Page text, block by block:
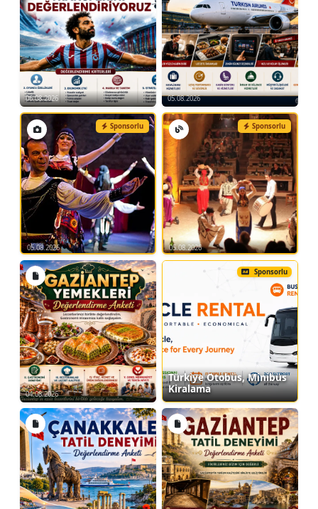
*Tadilat/Tamirat Atölyesi:Malzeme araç-
gereç tanıma. Tadilat/tamirat projesi
hazırlama. Kesme, birleştirme, yapıştırma,
vidalama, zımparalama vb...
#turkey #youth-camp #turkiye-genclik-kamplari #kampcilik
#kapadokya-kamp #kapadokya-kampcilik #cappadocia #youth-
camp #cappadocia-camping #camp-lovers #camp-turkey
#camp-holiday #camp-travel #camp-event #camp-tent #tent-
holidays #cappadocia-tent #turkey-tent-holidays #nevsehir
#youth-tours #youth-camp #mother-child-camp #parent-child-
camp #cappadocia-parent-child-camp #turkey-camp-roads
KAPADOKYA GENÇLİK KAMPLARI - 3GECE
4GÜN
Kurumsal Firma - Yaz Okulu - Sosyal
Sorumluluk Projeleri - Belediye ve
Kurum Etkinlikleri için
KAPADOKYA GENÇLİK KAMPLARI
Süre:3Gece 4 Gün (Kamplı)
Fiyat:Belirtilen fiyat 1kişi için geçerli olan
fiyatdır.
Kamp Tarihleri:20Nisan - 20Mayıs -
(Muhtelif)Haziran- 20Temmuz - 20Ağustos -
20Eylül
06.08.2026 05.08.2026
Sponsorlu
05.08.2026
Sponsorlu
05.08.2026
04.08.2026
Sponsorlu
Türkiye Otobüs, Minibüs
Kiralama